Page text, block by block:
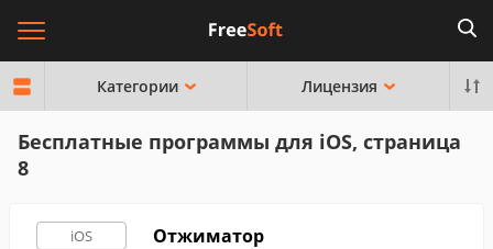
Категории Лицензия
Бесплатные программы для iOS, страница
8
iOS Отжиматор